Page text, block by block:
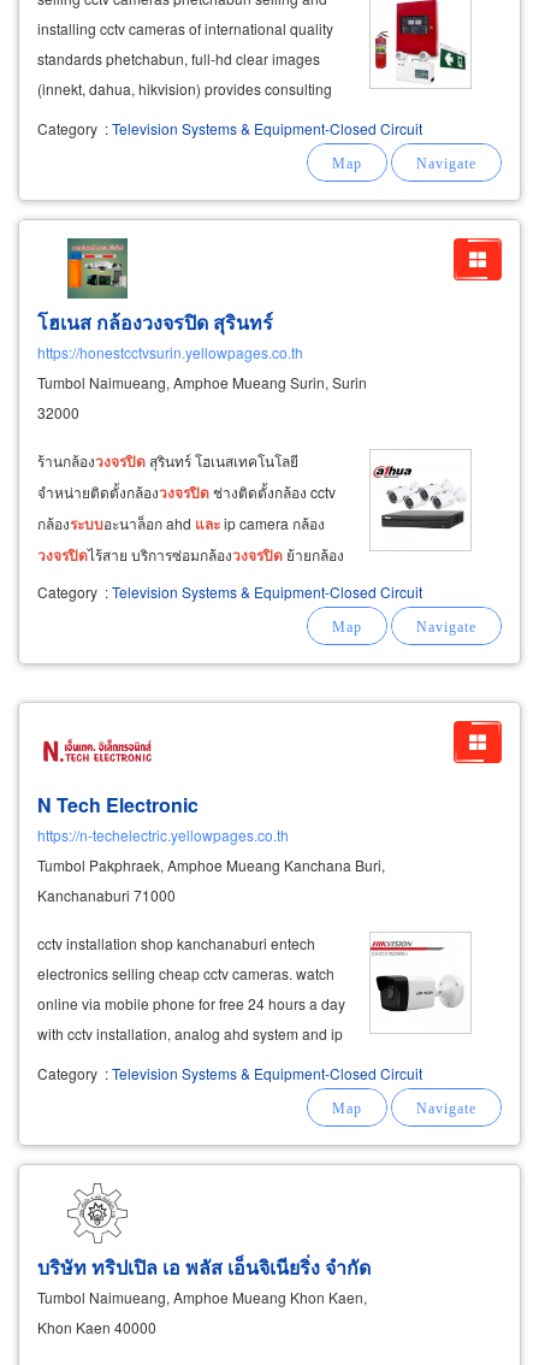
installing cctv cameras of international quality
standards phetchabun, full-hd clear images
(innekt, dahua, hikvision) provides consulting
systems in various units, buildings, offices,
Category :Television Systems & Equipment-Closed Circuit
โฮเนส กล้องวงจรปิด สุรินทร์
https://honestcctvsurin.yellowpages.co.th
Tumbol Naimueang, Amphoe Mueang Surin, Surin
32000
ร้านกล้องวงจรปิด สุรินทร์ โฮเนสเทคโนโลยี
จำหน่ายติดตั้งกล้องวงจรปิดช่างติดตั้งกล้อง cctv
กล้องระบบอะนาล็อก ahd และip camera กล้อง
วงจรปิดไร้สาย บริการซ่อมกล้องวงจรปิด ย้ายกล้อง
วงจรปิดติดตั้งระบบรักษาความปลอดภัย ประตูคีย์
การ์ด ประตูอัตโนมัติ สัญญาณกันขโมย เครื่อง
Category :Television Systems & Equipment-Closed Circuit
N Tech Electronic
https://n-techelectric.yellowpages.co.th
Tumbol Pakphraek, Amphoe Mueang Kanchana Buri,
Kanchanaburi 71000
cctv installation shop kanchanaburi entech
electronics selling cheap cctv cameras. watch
online via mobile phone for free 24 hours a day
with cctv installation, analog ahd system and ip
Category :Television Systems & Equipment-Closed Circuit
บริษัท ทริปเปิล เอ พลัส เอ็นจิเนียริ่ง จำกัด
Tumbol Naimueang, Amphoe Mueang Khon Kaen,
Khon Kaen 40000